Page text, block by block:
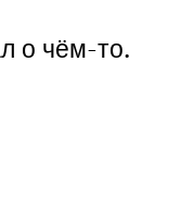
о чём-то.